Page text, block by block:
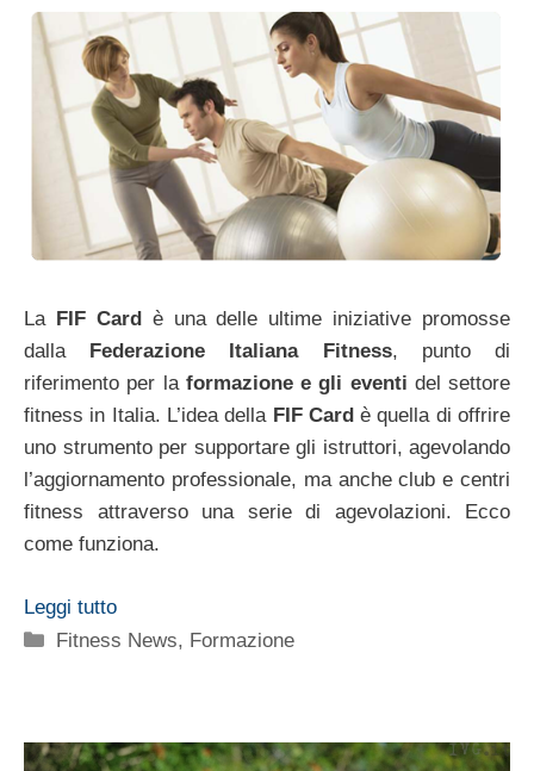
La FIF Cardè una delle ultime iniziative promosse
dalla Federazione Italiana Fitness, punto di
riferimento per la formazione e gli eventi del settore
fitness in Italia. L’idea della FIF Cardè quella di offrire
uno strumento per supportare gli istruttori, agevolando
l’aggiornamento professionale, ma anche club e centri
fitness attraverso una serie di agevolazioni. Ecco
come funziona.
Leggi tutto
Categorie
Fitness News, Formazione